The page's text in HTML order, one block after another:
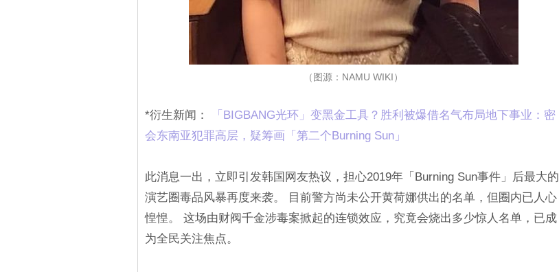
（图源：NAMU WIKI）
*衍生新闻：
「BIGBANG光环」变黑金工具？胜利被爆借名气布局地下事业：密
会东南亚犯罪高层，疑筹画「第二个Burning Sun」
此消息一出，立即引发韩国网友热议，担心2019年「Burning Sun事件」后最大的
演艺圈毒品风暴再度来袭。 目前警方尚未公开黄荷娜供出的名单，但圈内已人心
惶惶。 这场由财阀千金涉毒案掀起的连锁效应，究竟会烧出多少惊人名单，已成
为全民关注焦点。